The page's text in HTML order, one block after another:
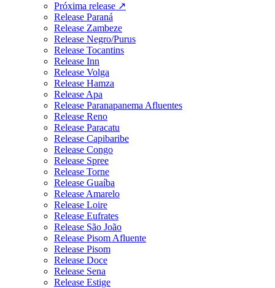
Próxima release ↗
Release Paraná
Release Zambeze
Release Negro/Purus
Release Tocantins
Release Inn
Release Volga
Release Hamza
Release Apa
Release Paranapanema Afluentes
Release Reno
Release Paracatu
Release Capibaribe
Release Congo
Release Spree
Release Torne
Release Guaíba
Release Amarelo
Release Loire
Release Eufrates
Release São João
Release Pisom Afluente
Release Pisom
Release Doce
Release Sena
Release Estige